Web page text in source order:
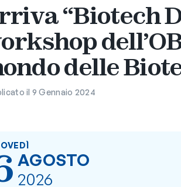
“Biotech
delle
il 9 Gennaio 2024
AGOSTO
2026